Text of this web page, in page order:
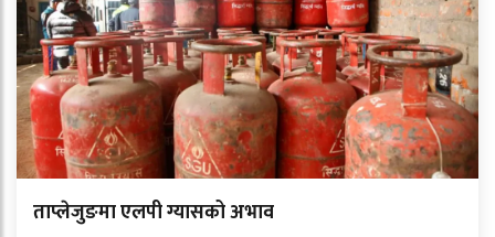
ताप्लेजुङमा एलपी ग्यासको अभाव